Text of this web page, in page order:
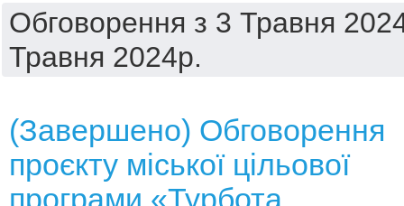
Обговорення з 3 Травня
Травня 2024р.
(Завершено) Обговорення
проєкту міської цільової
програми «Турбота.